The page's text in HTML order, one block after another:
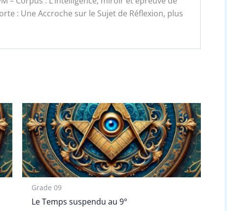
: Une Accroche sur le Sujet de Réflexion, plus
Grade 09
Le Temps suspendu au 9°